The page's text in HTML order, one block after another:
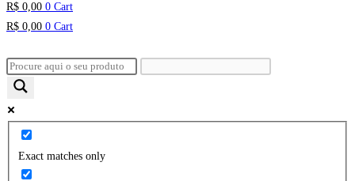
R$ 0,00 0 Cart
R$ 0,00 0 Cart
Exact matches only